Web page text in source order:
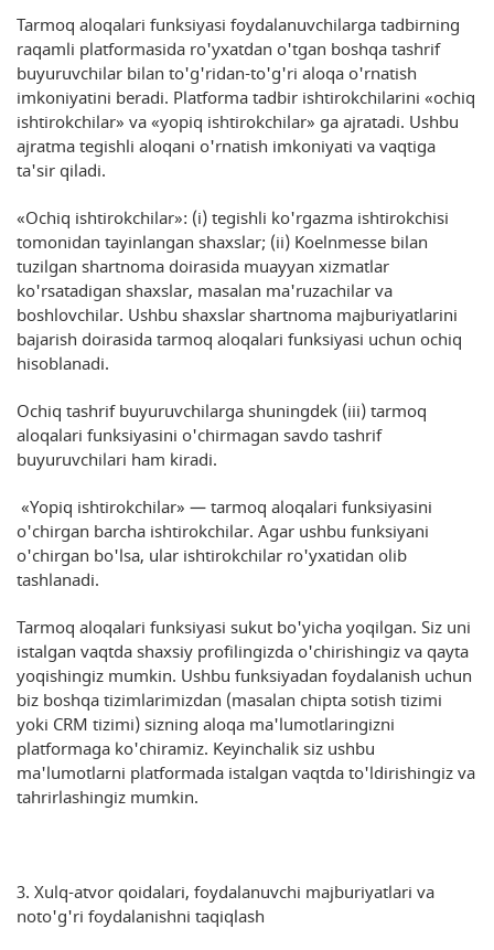
Tarmoq aloqalari funksiyasi foydalanuvchilarga tadbirning
raqamli platformasida ro'yxatdan o'tgan boshqa tashrif
buyuruvchilar bilan to'g'ridan-to'g'ri aloqa o'rnatish
imkoniyatini beradi. Platforma tadbir ishtirokchilarini «ochiq
ishtirokchilar» va «yopiq ishtirokchilar» ga ajratadi. Ushbu
ajratma tegishli aloqani o'rnatish imkoniyati va vaqtiga
ta'sir qiladi.
«Ochiq ishtirokchilar»: (i) tegishli ko'rgazma ishtirokchisi
tomonidan tayinlangan shaxslar; (ii) Koelnmesse bilan
tuzilgan shartnoma doirasida muayyan xizmatlar
ko'rsatadigan shaxslar, masalan ma'ruzachilar va
boshlovchilar. Ushbu shaxslar shartnoma majburiyatlarini
bajarish doirasida tarmoq aloqalari funksiyasi uchun ochiq
hisoblanadi.
Ochiq tashrif buyuruvchilarga shuningdek (iii) tarmoq
aloqalari funksiyasini o'chirmagan savdo tashrif
buyuruvchilari ham kiradi.
«Yopiq ishtirokchilar» — tarmoq aloqalari funksiyasini
o'chirgan barcha ishtirokchilar. Agar ushbu funksiyani
o'chirgan bo'lsa, ular ishtirokchilar ro'yxatidan olib
tashlanadi.
Tarmoq aloqalari funksiyasi sukut bo'yicha yoqilgan. Siz uni
istalgan vaqtda shaxsiy profilingizda o'chirishingiz va qayta
yoqishingiz mumkin. Ushbu funksiyadan foydalanish uchun
biz boshqa tizimlarimizdan (masalan chipta sotish tizimi
yoki CRM tizimi) sizning aloqa ma'lumotlaringizni
platformaga ko'chiramiz. Keyinchalik siz ushbu
ma'lumotlarni platformada istalgan vaqtda to'ldirishingiz va
tahrirlashingiz mumkin.
3. Xulq-atvor qoidalari, foydalanuvchi majburiyatlari va
noto'g'ri foydalanishni taqiqlash